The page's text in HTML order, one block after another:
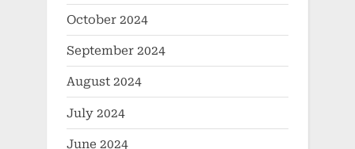
October 2024
September 2024
August 2024
July 2024
June 2024